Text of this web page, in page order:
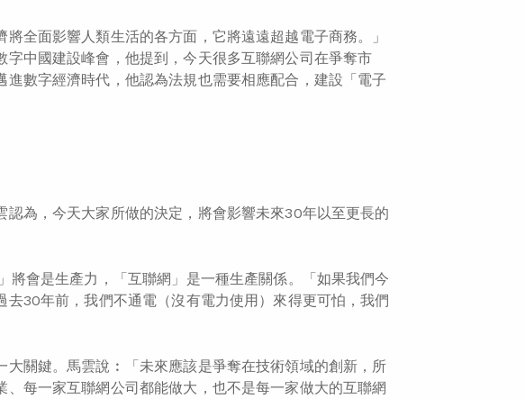
全面影響人類生活的各方面，它將遠遠超越電子商務。」
中國建設峰會，他提到，今天很多互聯網公司在爭奪市
數字經濟時代，他認為法規也需要相應配合，建設「電子
為，今天大家所做的決定，將會影響未來30年以至更長的
會是生產力，「互聯網」是一種生產關係。「如果我們今
30年前，我們不通電（沒有電力使用）來得更可怕，我們
關鍵。馬雲說︰「未來應該是爭奪在技術領域的創新，所
每一家互聯網公司都能做大，也不是每一家做大的互聯網